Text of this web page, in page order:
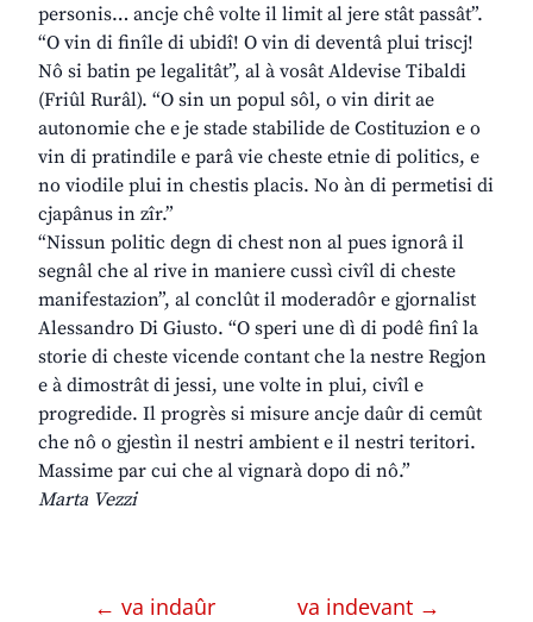
personis… ancje chê volte il limit al jere stât passât”.
“O vin di finîle di ubidî! O vin di deventâ plui triscj!
Nô si batin pe legalitât”, al à vosât Aldevise Tibaldi
(Friûl Rurâl). “O sin un popul sôl, o vin dirit ae
autonomie che e je stade stabilide de Costituzion e o
vin di pratindile e parâ vie cheste etnie di politics, e
no viodile plui in chestis placis. No àn di permetisi di
cjapânus in zîr.”
“Nissun politic degn di chest non al pues ignorâ il
segnâl che al rive in maniere cussì civîl di cheste
manifestazion”, al conclût il moderadôr e gjornalist
Alessandro Di Giusto. “O speri une dì di podê finî la
storie di cheste vicende contant che la nestre Regjon
e à dimostrât di jessi, une volte in plui, civîl e
progredide. Il progrès si misure ancje daûr di cemût
che nô o gjestìn il nestri ambient e il nestri teritori.
Massime par cui che al vignarà dopo di nô.”
Marta Vezzi
← va indaûr va indevant →